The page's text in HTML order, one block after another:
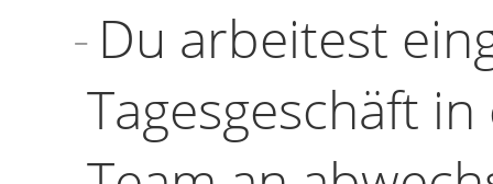
Du arbeitest
Tagesgeschäft